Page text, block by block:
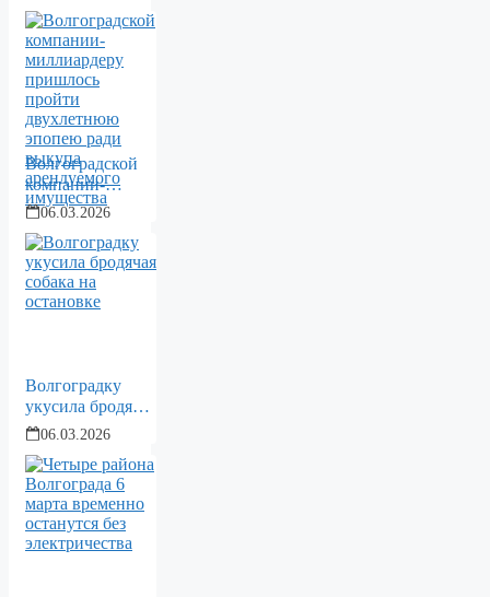
созданное по
указу
императрицы
Екатерины
Второй.
Волгоградской
компании-
миллиардеру
пройти
двухлетнюю
эпопею ради
выкупа
06.03.2026
Волгоградку
укусила бродячая
собака на
06.03.2026